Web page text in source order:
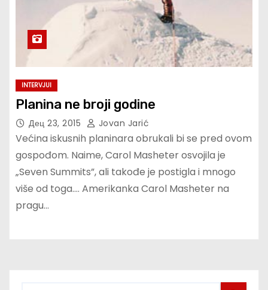
INTERVJUI
Planina ne broji godine
Дец 23, 2015 Jovan Jarić
Većina iskusnih planinara obrukali bi se pred ovom
gospođom. Naime, Carol Masheter osvojila je
„Seven Summits”, ali takođe je postigla i mnogo
više od toga…. Amerikanka Carol Masheter na
pragu…